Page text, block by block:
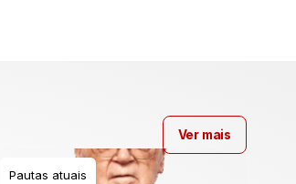
Pautas atuais
Ver mais